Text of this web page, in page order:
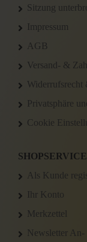
Sitzung
Impressum
AGB
Versand- &
Privatsphäre
Cookie
SHOPSERVICE
Als Kunde
Ihr Konto
Merkzettel
Newsletter